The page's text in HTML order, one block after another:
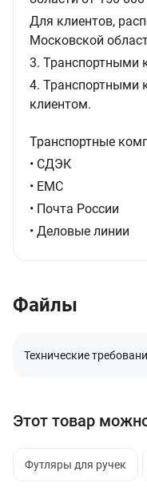
Для клиентов,
Московской
3. Транспортными
4. Транспортными
клиентом.
Транспортные
• СДЭК
• ЕМС
• Почта России
• Деловые линии
Файлы
Технические
Этот товар
Футляры для ручек